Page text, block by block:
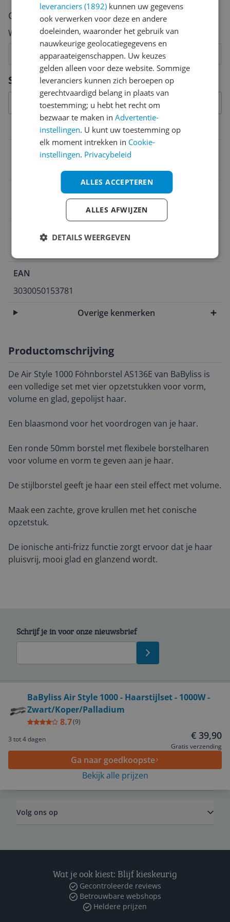
Specificaties
Productinformatie
Personage
Verpakkingsgewicht
EAN
3030050153781
Overige kenmerken
Productomschrijving
De Air Style 1000 Föhnborstel AS136E van BaByliss is
een volledige set met vier opzetstukken voor vorm,
volume en glad, gepolijst haar.
Een blaasmond voor het voordrogen van je haar.
Een ronde 50mm borstel met flexibele borstelharen
voor volume en vorm te geven aan je haar.
De stijlborstel geeft je haar een steil effect met volume.
Maak een zachte, grove krullen met het conische
opzetstuk.
De ionische anti-frizz functie zorgt ervoor dat je haar
pluisvrij, mooi glad en glanzend wordt.
Cijfer
Welk cijfer geef jij dit product?
7
5
4
3
2
Vraag 1 van 4
BaByliss Air Style 1000 - Haarstijlset - 1000W -
Zwart/Koper/Palladium
8.7(9)
3 tot 4 dagen
€ 39,90
Gratis verzending
Ga naar goedkoopste
Bekijk alle prijzen
Schrijf je in voor onze nieuwsbrief
Service
Algemeen
Volg ons op
Wat je ook kiest: Blijf kieskeurig
Gecontroleerde reviews
Betrouwbare webshops
Heldere prijzen
leveranciers (1892) kunnen uw gegevens
ook verwerken voor deze en andere
doeleinden, waaronder het gebruik van
nauwkeurige geolocatiegegevens en
apparaateigenschappen. Uw keuzes
gelden alleen voor deze website. Sommige
leveranciers kunnen zich beroepen op
gerechtvaardigd belang in plaats van
toestemming; u hebt het recht om
bezwaar te maken inAdvertentie-
instellingen. U kunt uw toestemming op
elk moment intrekken in Cookie-
instellingen. Privacybeleid
ALLES ACCEPTEREN
ALLES AFWIJZEN
DETAILS WEERGEVEN